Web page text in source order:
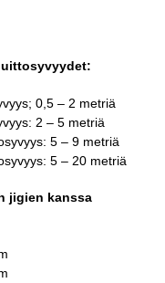
0,5 – 2 metriä
2 – 5 metriä
5 – 9 metriä
5 – 20 metriä
jigien kanssa